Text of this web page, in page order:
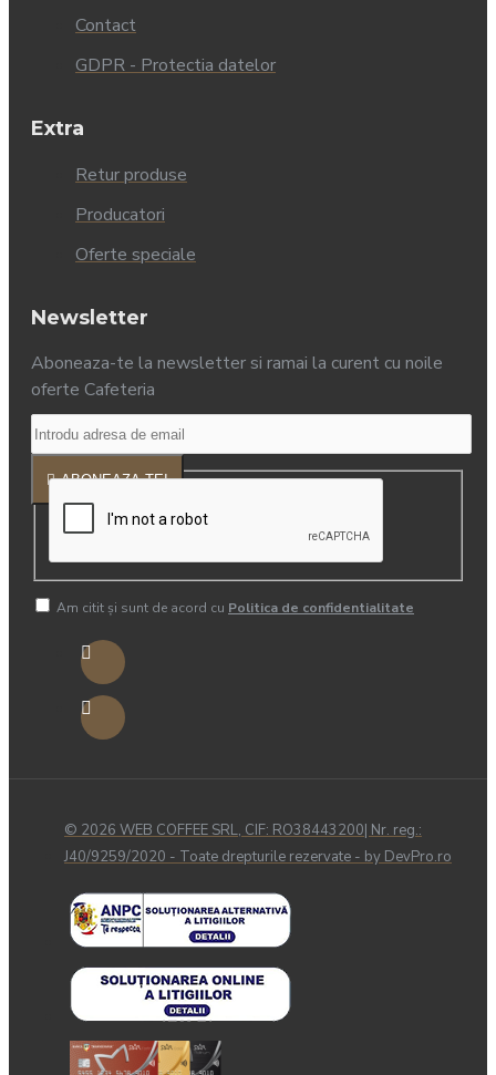
Contact
GDPR - Protectia datelor
Extra
Retur produse
Producatori
Oferte speciale
Newsletter
Aboneaza-te la newsletter si ramai la curent cu noile
oferte Cafeteria
ABONEAZA-TE!
Am citit şi sunt de acord cu Politica de confidentialitate
© 2026 WEB COFFEE SRL, CIF: RO38443200| Nr. reg.:
J40/9259/2020 - Toate drepturile rezervate - by DevPro.ro